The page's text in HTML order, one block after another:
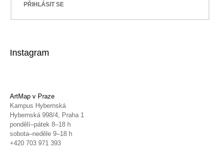
PŘIHLÁSIT SE
Instagram
ArtMap v Praze
Kampus Hybernská
Hybernská 998/4, Praha 1
pondělí–pátek 8–18 h
sobota–neděle 9–18 h
+420 703 971 393